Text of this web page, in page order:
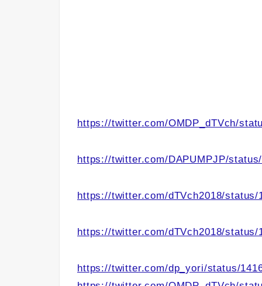
https://twitter.com/OMDP_dTVch/
https://twitter.com/DAPUMPJP/
https://twitter.com/dTVch2018/status/
https://twitter.com/dTVch2018/status/
https://twitter.com/dp_yori/status/